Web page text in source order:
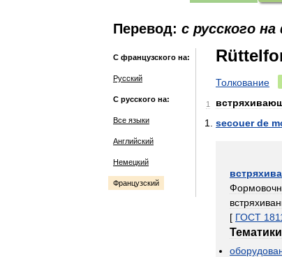
Перевод: с русского
С французского на:
Русский
С русского на:
Все языки
Английский
Немецкий
Французский
Толкование
1
secouer de
[ ГОСТ
Тематики